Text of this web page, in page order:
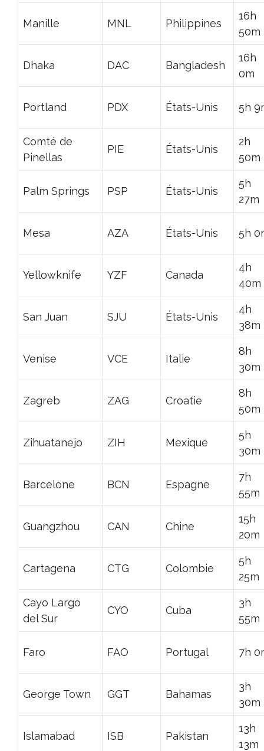
Manille MNL Philippines
16h
50m
Dhaka DAC Bangladesh
16h
0m
Portland PDX États-Unis 5h
Comté de
Pinellas
PIE États-Unis
2h
50m
Palm Springs PSP États-Unis
5h
27m
Mesa AZA États-Unis 5h
Yellowknife YZF Canada
4h
40m
San Juan SJU États-Unis
4h
38m
Venise VCE Italie
8h
30m
Zagreb ZAG Croatie
8h
50m
Zihuatanejo ZIH Mexique
5h
30m
Barcelone BCN Espagne
7h
55m
Guangzhou CAN Chine
15h
20m
Cartagena CTG Colombie
5h
25m
Cayo Largo
del Sur
CYO Cuba
3h
55m
Faro FAO Portugal 7h
George Town GGT Bahamas
3h
30m
Islamabad ISB Pakistan
13h
13m